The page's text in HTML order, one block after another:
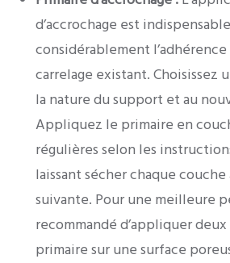
d’accrochage est
considérablement
carrelage existant. Choisissez
la nature du support et au
Appliquez le primaire en
régulières selon les
laissant sécher chaque
suivante. Pour une meilleure
recommandé d’appliquer
primaire sur une surface